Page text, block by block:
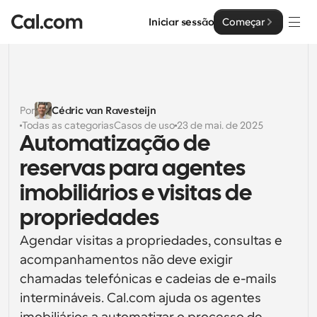
Iniciar sessão Começar
Soluções
Por tamanho da equipa
Para Indivíduos
Agendamento pessoal simplificado
Agendamento colaborativo para grupos
Para Organizações
Equipas maiores que agendam para um maior controlo
e segurança
Empresa
Desenvolvedor
Documentação do Desenvolvedor
Documentação para a plataforma Cal.com
API
Recursos
Tipo de Letra: Cal Sans UI & Text
O nosso próprio tipo de letra variável para o design de
Preços
Por
Cédric van Ravesteijn
Todas as categoriasCasos de uso 23 de mai. de 2025
Automatização de
reservas para agentes
imobiliários e visitas de
propriedades
Agendar visitas a propriedades, consultas e
acompanhamentos não deve exigir
chamadas telefónicas e cadeias de e-mails
intermináveis. Cal.com ajuda os agentes